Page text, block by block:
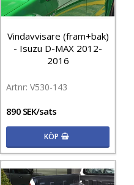
Vindavvisare (fram+bak)
- Isuzu D-MAX 2012-
2016
V530-143
890 SEK/sats
KÖP